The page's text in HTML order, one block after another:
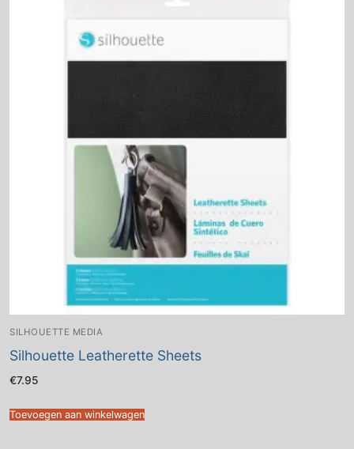
SILHOUETTE MEDIA
Silhouette Leatherette Sheets
€7.95
Toevoegen aan winkelwagen